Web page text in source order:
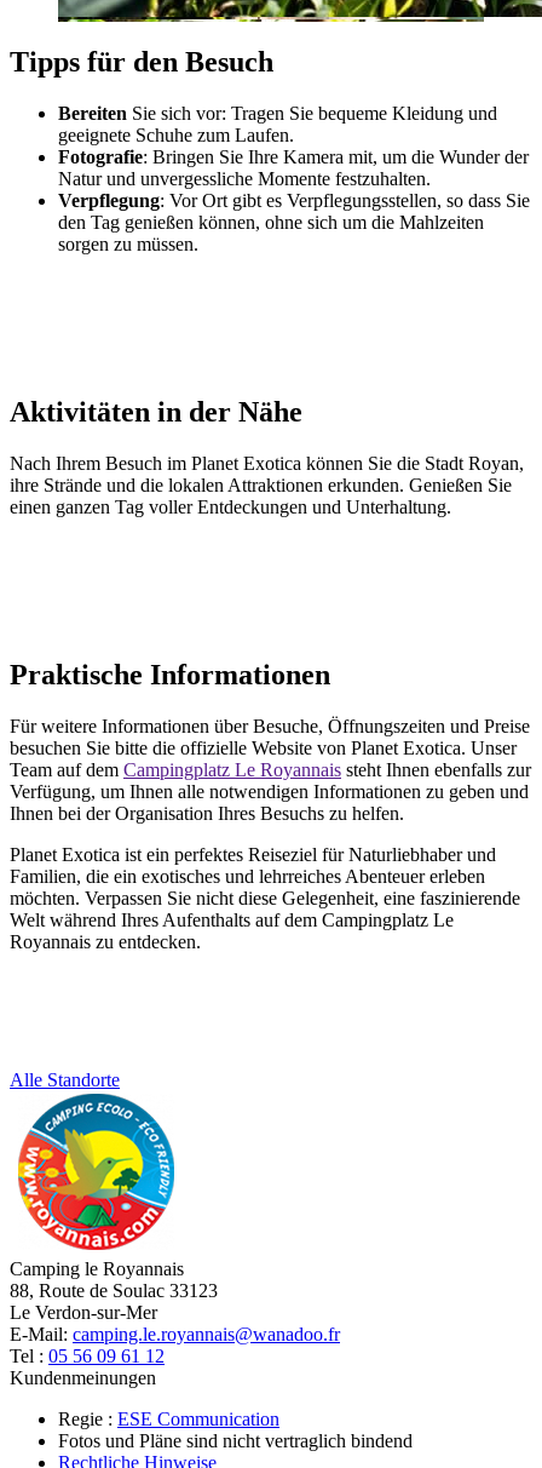
Tipps für den Besuch
Bereiten Sie sich vor: Tragen Sie bequeme Kleidung und
geeignete Schuhe zum Laufen.
Fotografie: Bringen Sie Ihre Kamera mit, um die Wunder der
Natur und unvergessliche Momente festzuhalten.
Verpflegung: Vor Ort gibt es Verpflegungsstellen, so dass Sie
den Tag genießen können, ohne sich um die Mahlzeiten
sorgen zu müssen.
Aktivitäten in der Nähe
Nach Ihrem Besuch im Planet Exotica können Sie die Stadt Royan,
ihre Strände und die lokalen Attraktionen erkunden. Genießen Sie
einen ganzen Tag voller Entdeckungen und Unterhaltung.
Praktische Informationen
Für weitere Informationen über Besuche, Öffnungszeiten und Preise
besuchen Sie bitte die offizielle Website von Planet Exotica. Unser
Team auf dem Campingplatz Le Royannais steht Ihnen ebenfalls zur
Verfügung, um Ihnen alle notwendigen Informationen zu geben und
Ihnen bei der Organisation Ihres Besuchs zu helfen.
Planet Exotica ist ein perfektes Reiseziel für Naturliebhaber und
Familien, die ein exotisches und lehrreiches Abenteuer erleben
möchten. Verpassen Sie nicht diese Gelegenheit, eine faszinierende
Welt während Ihres Aufenthalts auf dem Campingplatz Le
Royannais zu entdecken.
Alle Standorte
Camping le Royannais
88, Route de Soulac 33123
Le Verdon-sur-Mer
E-Mail: camping.le.royannais@wanadoo.fr
Tel : 05 56 09 61 12
Kundenmeinungen
Regie : ESE Communication
Fotos und Pläne sind nicht vertraglich bindend
Rechtliche Hinweise